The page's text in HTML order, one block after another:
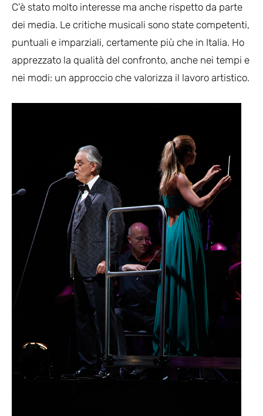
C’è stato molto interesse ma anche rispetto da parte
dei media. Le critiche musicali sono state competenti,
puntuali e imparziali, certamente più che in Italia. Ho
apprezzato la qualità del confronto, anche nei tempi e
nei modi: un approccio che valorizza il lavoro artistico.